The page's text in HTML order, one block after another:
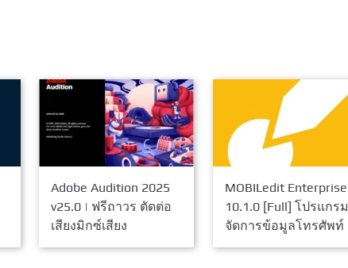
Adobe Audition 2025
v25.0 | ฟรีถาวร ตัดต่อ
เสียงมิกซ์เสียง
MOBILedit Enterprise
10.1.0 [Full] โปรแกรม
จัดการข้อมูลโทรศัพท์